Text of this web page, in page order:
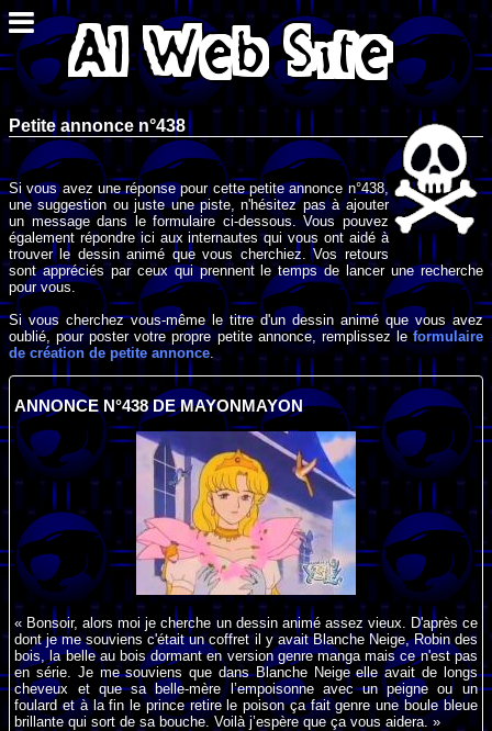
Petite annonce n°438
Si vous avez une réponse pour cette petite annonce n°438,
une suggestion ou juste une piste, n'hésitez pas à ajouter
un message dans le formulaire ci-dessous. Vous pouvez
également répondre ici aux internautes qui vous ont aidé à
trouver le dessin animé que vous cherchiez. Vos retours
sont appréciés par ceux qui prennent le temps de lancer une recherche
pour vous.
Si vous cherchez vous-même le titre d'un dessin animé que vous avez
oublié, pour poster votre propre petite annonce, remplissez leformulaire
de création de petite annonce .
ANNONCE N°438 DE MAYONMAYON
« Bonsoir, alors moi je cherche un dessin animé assez vieux. D'après ce
dont je me souviens c'était un coffret il y avait Blanche Neige, Robin des
bois, la belle au bois dormant en version genre manga mais ce n'est pas
en série. Je me souviens que dans Blanche Neige elle avait de longs
cheveux et que sa belle-mère l’empoisonne avec un peigne ou un
foulard et à la fin le prince retire le poison ça fait genre une boule bleue
brillante qui sort de sa bouche. Voilà j’espère que ça vous aidera. »